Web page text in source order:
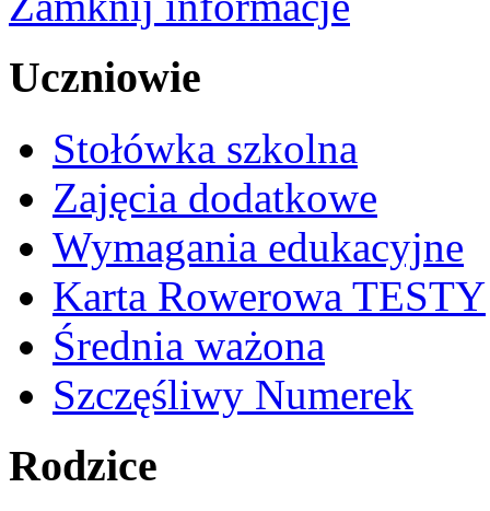
Uczniowie
Stołówka szkolna
Zajęcia dodatkowe
Wymagania edukacyjne
Karta Rowerowa TESTY
Średnia ważona
Szczęśliwy Numerek
Rodzice